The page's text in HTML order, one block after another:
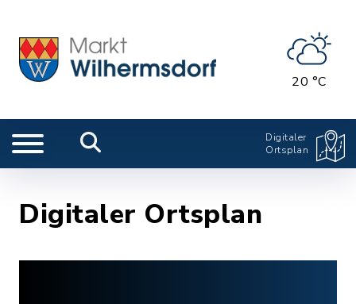
20 °C
Digitaler
Ortsplan
Digitaler Ortsplan